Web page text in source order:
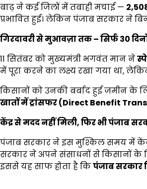
बाढ़ ने कई जिलों में तबाही मचाई —
प्रभावित हुई। लेकिन पंजाब सरकार ने
गिरदावरी से मुआवज़ा तक–सिर्फ30
11 सितंबर को मुख्यमंत्री भगवंत मान ने
में पूरा करने का लक्ष्य रखा गया था,
किसानों को उनकी बर्बाद हुई जमीन के
खातों में ट्रांसफर (Direct Benefit
केंद्र से मदद नहीं मिली,फिर भी पंजाब
पंजाब सरकार ने इस मुश्किल समय में
सरकार ने अपने संसाधनों से किसानों के
इससे यह साफ होता है किपंजाब सरकार